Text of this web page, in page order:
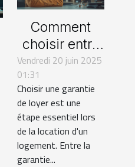
Comment
choisir entre
une garantie
de loyer
traditionnelle
et sans dépôt
?
Vendredi 20 juin 2025
01:31
Choisir une garantie
de loyer est une
étape essentiel lors
de la location d'un
logement. Entre la
garantie...